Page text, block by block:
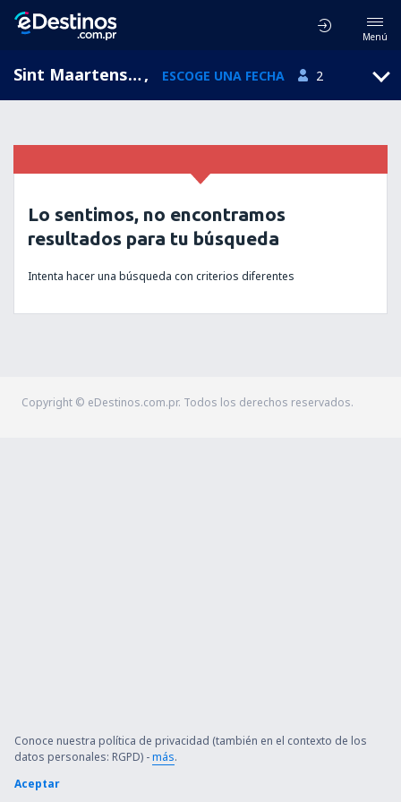
Menú
Sint Maartensdijk, Zeeland, Holanda, ESCOGE UNA FECHA 2
Lo sentimos, no encontramos
resultados para tu búsqueda
Intenta hacer una búsqueda con criterios diferentes
Copyright © eDestinos.com.pr. Todos los derechos reservados.
Conoce nuestra política de privacidad (también en el contexto de los
datos personales: RGPD) -más.
Aceptar